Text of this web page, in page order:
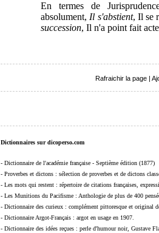
En termes de
absolument, Il s'abstient, Il se
succession, Il n'a point fait
Rafraichir la page
Dictionnaires sur dicoperso.com
- Dictionnaire de l'académie française - Septième édition (1877)
- Proverbes et dictons : sélection de proverbes et de dictons
- Les mots qui restent : répertoire de citations françaises,
- Les Munitions du Pacifisme : Anthologie de plus de 400
- Dictionnaire des curieux : complément pittoresque et original
- Dictionnaire Argot-Français : argot en usage en 1907.
- Dictionnaire des idées reçues : perle d'humour noir, Gustave